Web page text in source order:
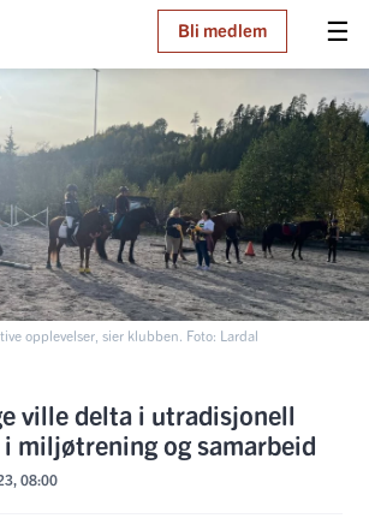
☰
Bli medlem
opplevelser, sier klubben. Foto: Lardal
ville delta i utradisjonell
miljøtrening og samarbeid
08:00